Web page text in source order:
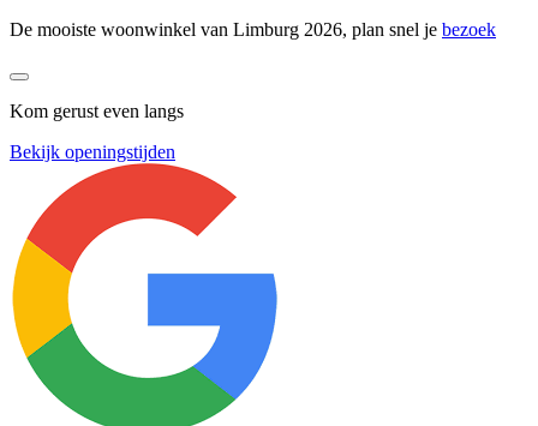
De mooiste woonwinkel van Limburg 2026, plan snel je bezoek
Kom gerust even langs
Bekijk openingstijden